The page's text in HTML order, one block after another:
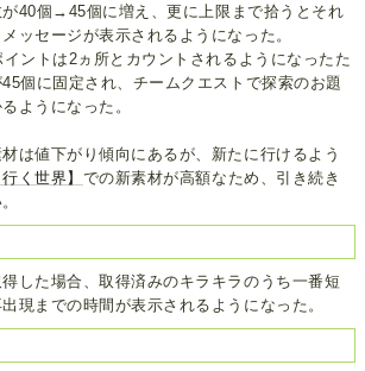
40個→45個に増え、更に上限まで拾うとそれ
ッセージが表示されるようになった。
イントは2ヵ所とカウントされるようになったた
個に固定され、チームクエストで探索のお題
ようになった。
は値下がり傾向にあるが、新たに行けるよう
く世界】 での新素材が高額なため、引き続き
した場合、取得済みのキラキラのうち一番短
現までの時間が表示されるようになった。